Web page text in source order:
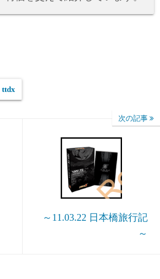
ttdx
次の記事
～11.03.22 日本橋旅行記
～